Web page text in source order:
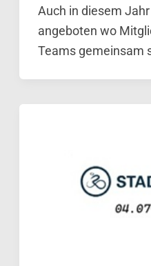
Auch in diesem
angeboten wo
Teams gemeinsam